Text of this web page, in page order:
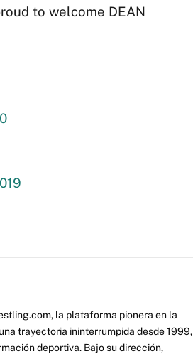
to welcome DEAN
la plataforma pionera en la
trayectoria ininterrumpida desde 1999,
deportiva. Bajo su dirección,